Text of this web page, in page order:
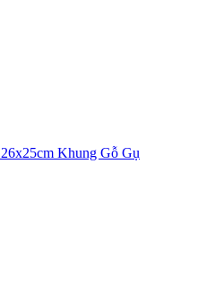
Khung Gỗ Gụ